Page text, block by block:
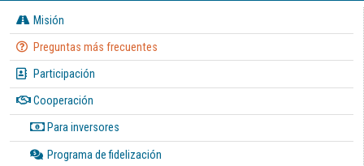
Misión
Preguntas más frecuentes
Participación
Cooperación
Para inversores
Programa de fidelización